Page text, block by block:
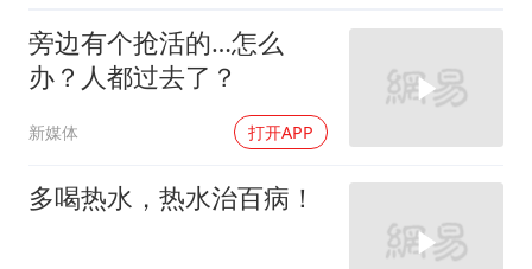
旁边有个抢活的…怎么
办？人都过去了？
新媒体 打开APP
多喝热水，热水治百病！